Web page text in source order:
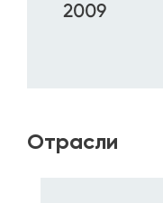
2009
Отрасли